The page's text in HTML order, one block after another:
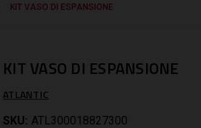
KIT VASO DI ESPANSIONE
KIT VASO DI ESPANSIONE
ATLANTIC
SKU: ATL300018827300